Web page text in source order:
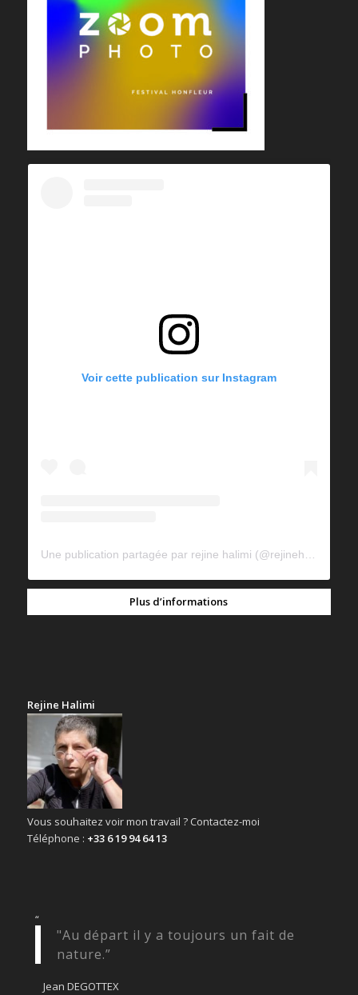
Voir cette publication sur Instagram
Plus d’informations
Rejine Halimi
Vous souhaitez voir mon travail ? Contactez-moi
Téléphone : +33 6 19 94 64 13
“
"Au départ il y a toujours un fait de
nature.”
Jean DEGOTTEX